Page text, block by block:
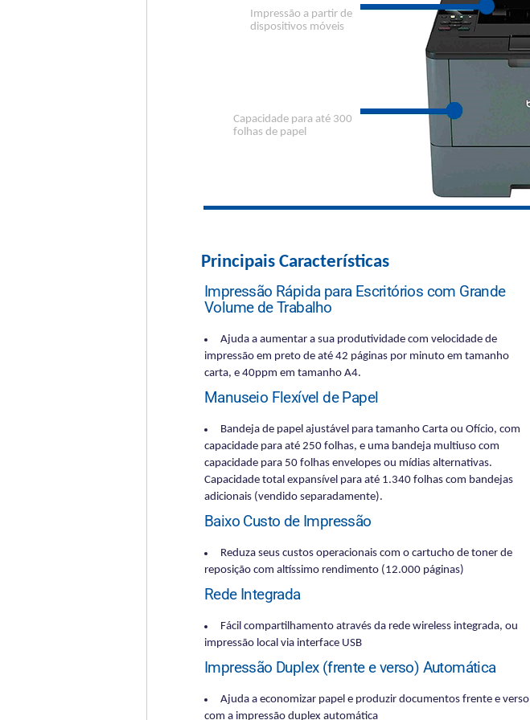
Impressão a partir de
dispositivos móveis
Capacidade para até 300
folhas de papel
Principais Características
Impressão Rápida para Escritórios com Grande
Volume de Trabalho
Ajuda a aumentar a sua produtividade com velocidade de
impressão em preto de até 42 páginas por minuto em tamanho
carta, e 40ppm em tamanho A4.
Manuseio Flexível de Papel
Bandeja de papel ajustável para tamanho Carta ou Ofício, com
capacidade para até 250 folhas, e uma bandeja multiuso com
capacidade para 50 folhas envelopes ou mídias alternativas.
Capacidade total expansível para até 1.340 folhas com bandejas
adicionais (vendido separadamente).
Baixo Custo de Impressão
Reduza seus custos operacionais com o cartucho de toner de
reposição com altíssimo rendimento (12.000 páginas)
Rede Integrada
Fácil compartilhamento através da rede wireless integrada, ou
impressão local via interface USB
Impressão Duplex (frente e verso) Automática
Ajuda a economizar papel e produzir documentos frente e verso
com a impressão duplex automática